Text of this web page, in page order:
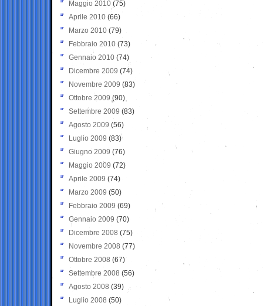
Maggio 2010 (75)
Aprile 2010 (66)
Marzo 2010 (79)
Febbraio 2010 (73)
Gennaio 2010 (74)
Dicembre 2009 (74)
Novembre 2009 (83)
Ottobre 2009 (90)
Settembre 2009 (83)
Agosto 2009 (56)
Luglio 2009 (83)
Giugno 2009 (76)
Maggio 2009 (72)
Aprile 2009 (74)
Marzo 2009 (50)
Febbraio 2009 (69)
Gennaio 2009 (70)
Dicembre 2008 (75)
Novembre 2008 (77)
Ottobre 2008 (67)
Settembre 2008 (56)
Agosto 2008 (39)
Luglio 2008 (50)